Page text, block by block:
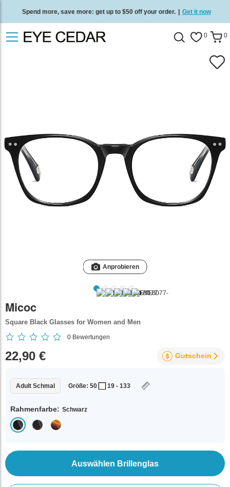
Spend more, save more: get up to $50 off your order. | Get it now
Free standard delivery on all orders Shop now 0 0
Anprobieren
Micoc
Square Black Glasses for Women and Men
0 Bewertungen
22,90 € Gutschein
Adult Schmal Größe: 50 19 - 133
Rahmenfarbe: Schwarz
Auswählen Brillenglas